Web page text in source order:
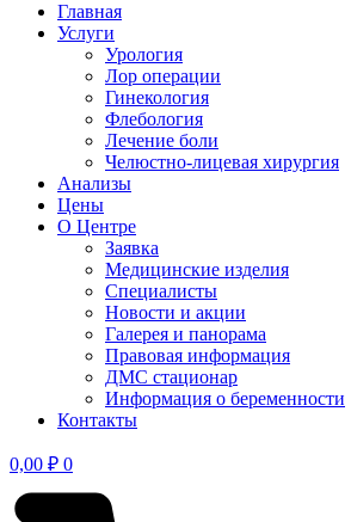
Главная
Услуги
Урология
Лор операции
Гинекология
Флебология
Лечение боли
Челюстно-лицевая хирургия
Анализы
Цены
О Центре
Заявка
Медицинские изделия
Специалисты
Новости и акции
Галерея и панорама
Правовая информация
ДМС стационар
Информация о беременности
Контакты
0,00 ₽ 0